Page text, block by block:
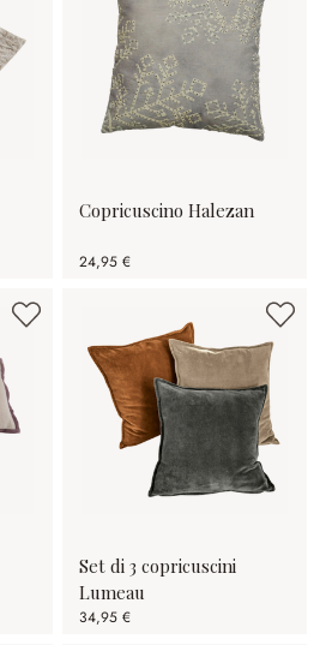
Copricuscino Halezan
24,95 €
Set di 3 copricuscini
Lumeau
34,95 €